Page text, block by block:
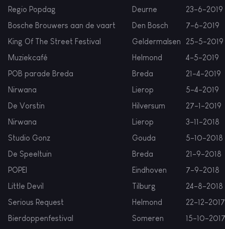
Regio Popdag
Deurne
23-6-2019
Bosche Brouwers aan de vaart
Den Bosch
7-6-2019
King Of The Street Festival
Geldermalsen
25-5-2019
Muziekcafé
Helmond
4-5-2019
POB parade Breda
Breda
21-4-2019
Nirwana
Lierop
5-4-2019
De Vorstin
Hilversum
27-1-2019
Nirwana
Lierop
3-11-2018
Studio Gonz
Gouda
5-10-2018
De Speeltuin
Breda
21-9-2018
POPEI
Eindhoven
7-9-2018
Little Devil
Tilburg
24-8-2018
Serious Request
Helmond
22-12-2017
Bierdoppenfestival
Someren
15-10-2017